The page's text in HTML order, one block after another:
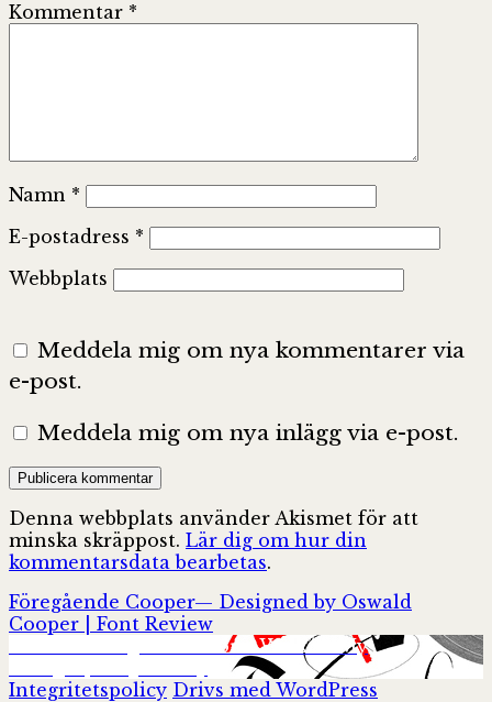
Kommentar *
Namn *
E-postadress *
Webbplats
Meddela mig om nya kommentarer via
e-post.
Meddela mig om nya inlägg via e-post.
Denna webbplats använder Akismet för att
minska skräppost. Lär dig om hur din
kommentarsdata bearbetas.
Inläggsnavigering
Föregående Föregående
inlägg:
Cooper— Designed by Oswald
Cooper | Font Review
”Taking a Line for a Walk” – My
Integritetspolicy Drivs med WordPress